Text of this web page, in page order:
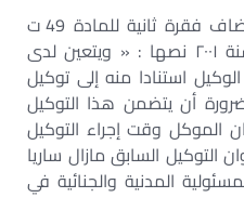
أضاف فقرة ثانية للمادة 49 ت
الشهر والمادة ۹ت التوثيق لسنة ۲۰۰۱ نصها : « ويتعين لدى
استنادا منه إلى توكيل
أن يتضمن هذا التوكيل
الموكل وقت إجراء التوكيل
التوكيل السابق مازال ساريا
المدنية والجنائية في